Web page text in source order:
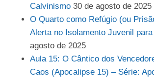
Calvinismo 30 de agosto de 2025
O Quarto como Refúgio (ou
Alerta no Isolamento Juvenil
agosto de 2025
Aula 15: O Cântico dos
Caos (Apocalipse 15) – Série: